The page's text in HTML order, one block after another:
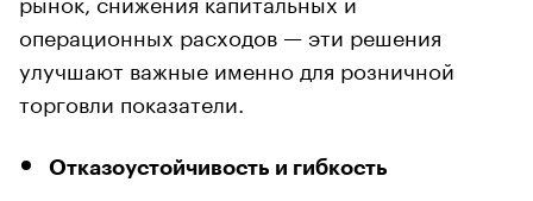
операционных расходов — эти решения
улучшают важные именно для розничной
торговли показатели.
Отказоустойчивость и гибкость